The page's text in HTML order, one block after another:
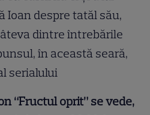
Ioan despre tatăl său,
dintre întrebările
în această seară,
serialului
“Fructul oprit” se vede,